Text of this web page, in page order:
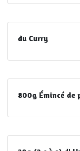
du Curry
800g Émincé de